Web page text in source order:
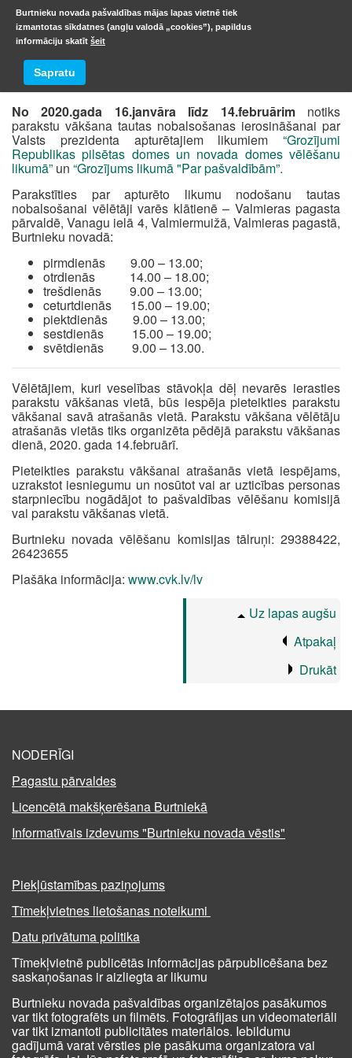
Parakstu vākšana
No 2020.gada 16.janvāra līdz 14.februārim notiks
parakstu vākšana tautas nobalsošanas ierosināšanai par
Valsts prezidenta apturētajiem likumiem “Grozījumi
Republikas pilsētas domes un novada domes vēlēšanu
likumā” un “Grozījums likumā "Par pašvaldībām”.
Parakstīties par apturēto likumu nodošanu tautas
nobalsošanai vēlētāji varēs klātienē – Valmieras pagasta
pārvaldē, Vanagu ielā 4, Valmiermuižā, Valmieras pagastā,
Burtnieku novadā:
pirmdienās 9.00 – 13.00;
otrdienās 14.00 – 18.00;
trešdienās 9.00 – 13.00;
ceturtdienās 15.00 – 19.00;
piektdienās 9.00 – 13.00;
sestdienās 15.00 – 19.00;
svētdienās 9.00 – 13.00.
Vēlētājiem, kuri veselības stāvokļa dēļ nevarēs ierasties
parakstu vākšanas vietā, būs iespēja pieteikties parakstu
vākšanai savā atrašanās vietā. Parakstu vākšana vēlētāju
atrašanās vietās tiks organizēta pēdējā parakstu vākšanas
dienā, 2020. gada 14.februārī.
Pieteikties parakstu vākšanai atrašanās vietā iespējams,
uzrakstot iesniegumu un nosūtot vai ar uzticības personas
starpniecību nogādājot to pašvaldības vēlēšanu komisijā
vai parakstu vākšanas vietā.
Burtnieku novada vēlēšanu komisijas tālruņi: 29388422,
26423655
Plašāka informācija: www.cvk.lv/lv
Uz lapas augšu
Atpakaļ
Drukāt
NODERĪGI
Pagastu pārvaldes
Licencētā makšķerēšana Burtniekā
Informatīvais izdevums "Burtnieku novada vēstis"
Piekļūstamības paziņojums
Tīmekļvietnes lietošanas noteikumi
Datu privātuma politika
Tīmekļvietnē publicētās informācijas pārpublicēšana bez
saskaņošanas ir aizliegta ar likumu
Burtnieku novada pašvaldības organizētajos pasākumos
var tikt fotografēts un filmēts. Fotogrāfijas un videomateriāli
var tikt izmantoti publicitātes materiālos. Iebildumu
gadījumā varat vērsties pie pasākuma organizatora vai
Burtnieku novada pašvaldības mājas lapas vietnē tiek
izmantotas sīkdatnes (angļu valodā „cookies”), papildus
informāciju skatīt šeit
Sapratu